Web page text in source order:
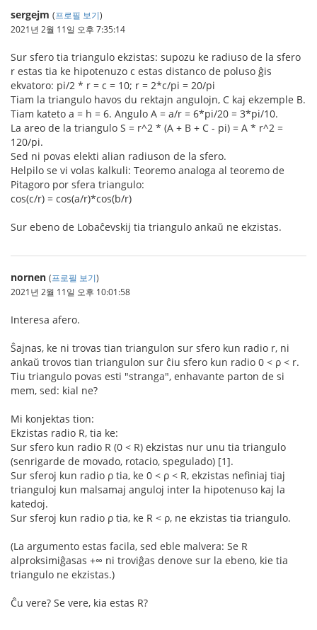
sergejm (프로필 보기)
2021년 2월 11일 오후 7:35:14
Sur sfero tia triangulo ekzistas: supozu ke radiuso de la sfero
r estas tia ke hipotenuzo c estas distanco de poluso ĝis
ekvatoro: pi/2 * r = c = 10; r = 2*c/pi = 20/pi
Tiam la triangulo havos du rektajn angulojn, C kaj ekzemple B.
Tiam kateto a = h = 6. Angulo A = a/r = 6*pi/20 = 3*pi/10.
La areo de la triangulo S = r^2 * (A + B + C - pi) = A * r^2 =
120/pi.
Sed ni povas elekti alian radiuson de la sfero.
Helpilo se vi volas kalkuli: Teoremo analoga al teoremo de
Pitagoro por sfera triangulo:
cos(c/r) = cos(a/r)*cos(b/r)
Sur ebeno de Lobaĉevskij tia triangulo ankaŭ ne ekzistas.
nornen (프로필 보기)
2021년 2월 11일 오후 10:01:58
Interesa afero.
Ŝajnas, ke ni trovas tian triangulon sur sfero kun radio r, ni
ankaŭ trovos tian triangulon sur ĉiu sfero kun radio 0 < ρ < r.
Tiu triangulo povas esti "stranga", enhavante parton de si
mem, sed: kial ne?
Mi konjektas tion:
Ekzistas radio R, tia ke:
Sur sfero kun radio R (0 < R) ekzistas nur unu tia triangulo
(senrigarde de movado, rotacio, spegulado) [1].
Sur sferoj kun radio ρ tia, ke 0 < ρ < R, ekzistas nefiniaj tiaj
trianguloj kun malsamaj anguloj inter la hipotenuso kaj la
katedoj.
Sur sferoj kun radio ρ tia, ke R < ρ, ne ekzistas tia triangulo.
(La argumento estas facila, sed eble malvera: Se R
alproksimiĝasas +∞ ni troviĝas denove sur la ebeno, kie tia
triangulo ne ekzistas.)
Ĉu vere? Se vere, kia estas R?